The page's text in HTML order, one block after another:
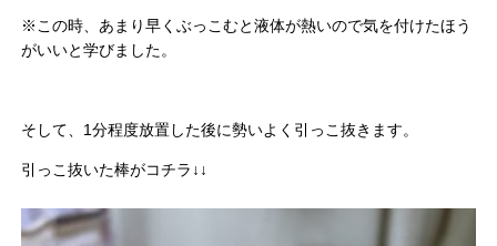
※この時、あまり早くぶっこむと液体が熱いので気を付けたほう
がいいと学びました。
そして、1分程度放置した後に勢いよく引っこ抜きます。
引っこ抜いた棒がコチラ↓↓